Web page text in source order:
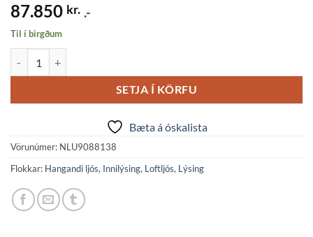
87.850 kr. .-
Til í birgðum
SETJA Í KÖRFU
Bæta á óskalista
Vörunúmer: NLU9088138
Flokkar: Hangandi ljós, Innilýsing, Loftljós, Lýsing